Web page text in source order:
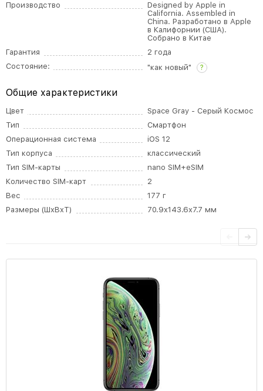
Производство
Designed by Apple in
California. Assembled in
China. Разработано в Apple
в Калифорнии (США).
Собрано в Китае
Гарантия
2 года
Состояние:
"как новый" ?
Общие характеристики
Цвет
Space Gray - Серый Космос
Тип
Смартфон
Операционная система
iOS 12
Тип корпуса
классический
Тип SIM-карты
nano SIM+eSIM
Количество SIM-карт
2
Вес
177 г
Размеры (ШxВxТ)
70.9x143.6x7.7 мм